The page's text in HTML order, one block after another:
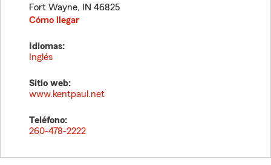
Fort Wayne, IN 46825
Cómo llegar
Idiomas:
Inglés
Sitio web:
www.kentpaul.net
Teléfono:
260-478-2222